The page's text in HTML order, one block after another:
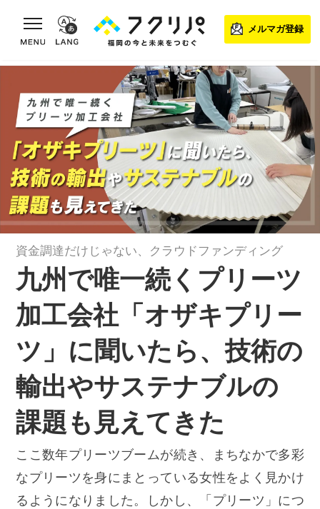
toggle navigation
メルマガ登録
資金調達だけじゃない、クラウドファンディング
九州で唯一続くプリーツ
加工会社「オザキプリー
ツ」に聞いたら、技術の
輸出やサステナブルの
課題も見えてきた
ここ数年プリーツブームが続き、まちなかで多彩
なプリーツを身にまとっている女性をよく見かけ
るようになりました。しかし、「プリーツ」につ